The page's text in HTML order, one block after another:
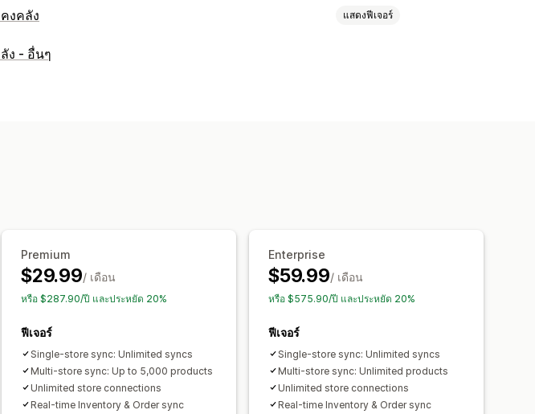
งคลัง แสดงฟีเจอร์
รซิงค์
เอียด
ง - อื่นๆ
Premium
$29.99/ เดือน
หรือ $287.90/ปี และประหยัด 20%
ฟีเจอร์
Single-store sync: Unlimited syncs
Multi-store sync: Up to 5,000 products
Unlimited store connections
Real-time Inventory & Order sync
Enterprise
$59.99/ เดือน
หรือ $575.90/ปี และประหยัด 20%
ฟีเจอร์
Single-store sync: Unlimited syncs
Multi-store sync: Unlimited products
Unlimited store connections
Real-time Inventory & Order sync